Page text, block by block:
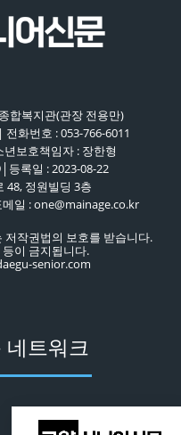
합복지관(관장 전용만)
화번호 : 053-766-6011
보호책임자 : 장한형
등록일 : 2023-08-22
48, 정원빌딩 3층
일 : one@mainage.co.kr
작권법의 보호를 받습니다.
등이 금지됩니다.
senior.com
네트워크